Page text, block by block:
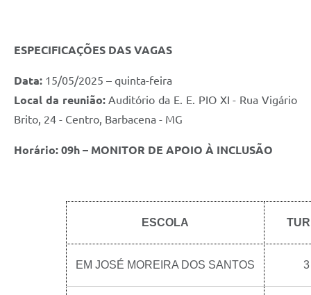
ESPECIFICAÇÕES DAS VAGAS
Data: 15/05/2025 – quinta-feira
Local da reunião:Auditório da E. E. PIO XI - Rua Vigário
Brito, 24 - Centro, Barbacena - MG
Horário: 09h – MONITOR DE APOIO À INCLUSÃO
ESCOLA
EM JOSÉ MOREIRA DOS SANTOS 3